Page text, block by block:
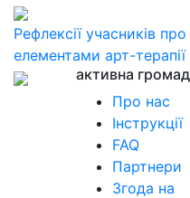
Рефлексії учасників
елементами арт-терапії
активна
Про нас
Інструкції
FAQ
Партнери
Згода на